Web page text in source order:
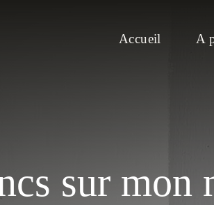
Accueil A
sur mon